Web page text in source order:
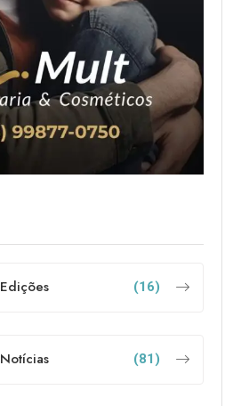
Edições (16)
Notícias (81)